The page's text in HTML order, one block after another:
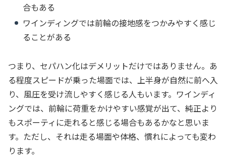
合もある
ワインディングでは前輪の接地感をつかみやすく感じ
ることがある
つまり、セパハン化はデメリットだけではありません。あ
る程度スピードが乗った場面では、上半身が自然に前へ入
り、風圧を受け流しやすく感じる人もいます。ワインディ
ングでは、前輪に荷重をかけやすい感覚が出て、純正より
もスポーティに走れると感じる場合もあるかなと思いま
す。ただし、それは走る場面や体格、慣れによっても変わ
ります。